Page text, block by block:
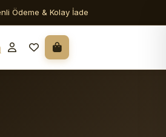
Ödeme & Kolay İade